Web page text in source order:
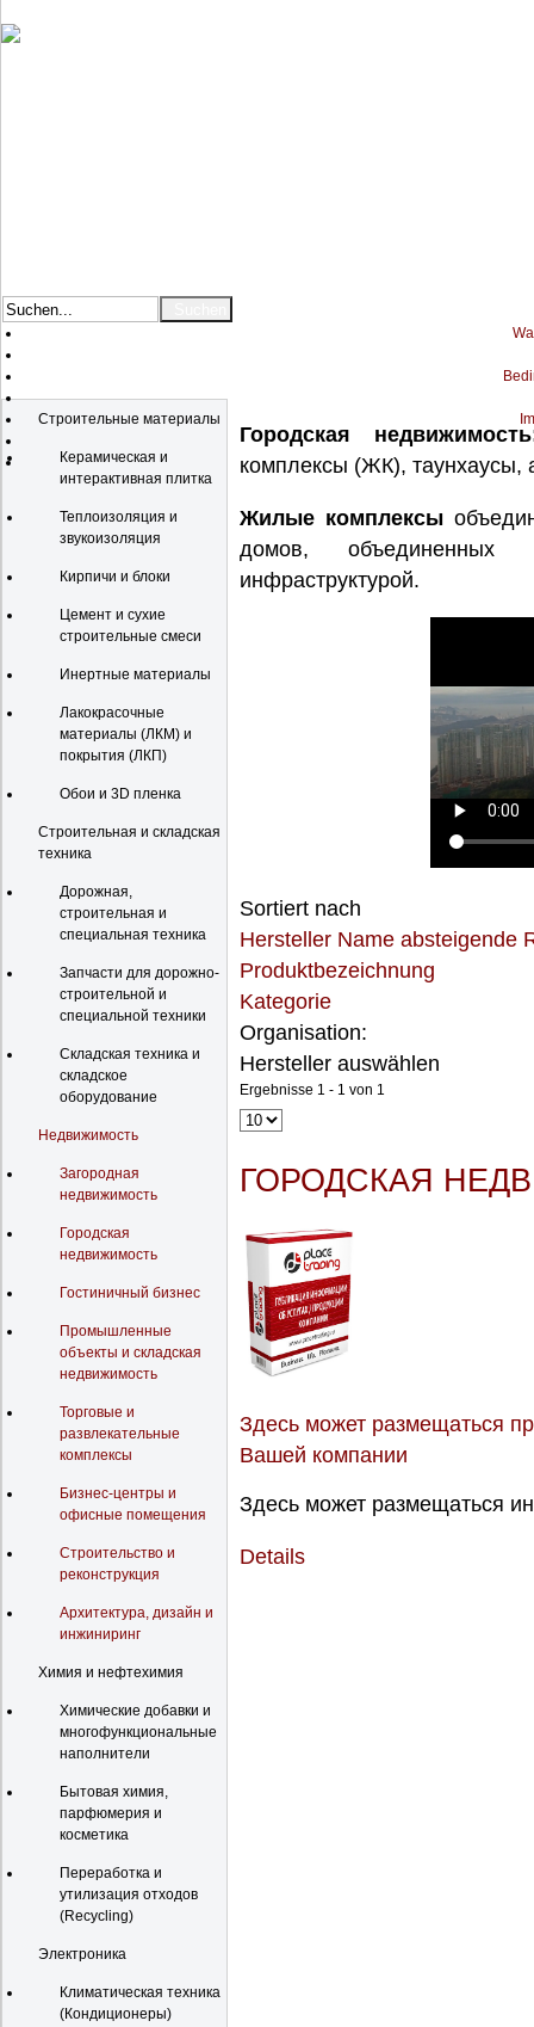
Строительные материалы
Керамическая и
интерактивная плитка
Теплоизоляция и
звукоизоляция
Кирпичи и блоки
Цемент и сухие
строительные смеси
Инертные материалы
Лакокрасочные
материалы (ЛКМ) и
покрытия (ЛКП)
Обои и 3D пленка
Строительная и складская
техника
Дорожная,
строительная и
специальная техника
Запчасти для дорожно-
строительной и
специальной техники
Складская техника и
складское
оборудование
Недвижимость
Загородная
недвижимость
Городская
недвижимость
Гостиничный бизнес
Промышленные
объекты и складская
недвижимость
Торговые и
развлекательные
комплексы
Бизнес-центры и
офисные помещения
Строительство и
реконструкция
Архитектура, дизайн и
инжиниринг
Химия и нефтехимия
Химические добавки и
многофункциональные
наполнители
Бытовая химия,
парфюмерия и
косметика
Переработка и
утилизация отходов
(Recycling)
Электроника
Климатическая техника
(Кондиционеры)
Городская
комплексы (ЖК), таунхаусы,
Жилые комплексы
домов, объединенных
инфраструктурой.
Sortiert nach
Hersteller Name absteigende
Produktbezeichnung
Kategorie
Organisation:
Hersteller auswählen
Ergebnisse 1 - 1 von 1
ГОРОДСКАЯ
Здесь может размещаться
Вашей компании
Здесь может размещаться
Details